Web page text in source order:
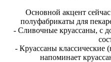
Основной акцент
полуфабрикаты для
- Сливочные круассаны, с
- Круассаны классические
напоминает